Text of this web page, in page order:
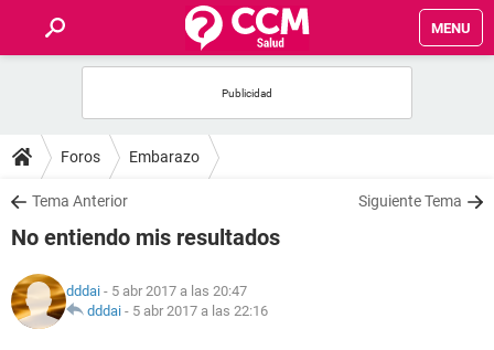
MENU
FOROS
SALUD
NUTRICIÓN
Foros Embarazo
Tema Anterior Siguiente Tema
No entiendo mis resultados
dddai - 5 abr 2017 a las 20:47
dddai - 5 abr 2017 a las 22:16